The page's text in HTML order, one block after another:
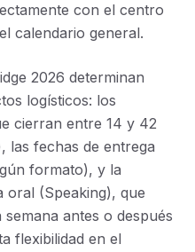
con el centro
calendario general.
2026 determinan
logísticos: los
cierran entre 14 y 42
las fechas de entrega
formato), y la
oral (Speaking), que
antes o después
flexibilidad en el